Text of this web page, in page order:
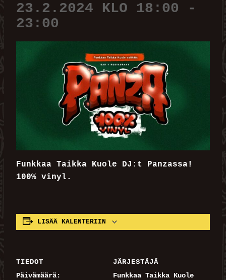
23.2.2024 KLO 18:00 -
23:00
Funkkaa Taikka Kuole DJ:t Panzassa!
100% vinyl.
LISÄÄ KALENTERIIN
TIEDOT
Päivämäärä:
JÄRJESTÄJÄ
Funkkaa Taikka Kuole